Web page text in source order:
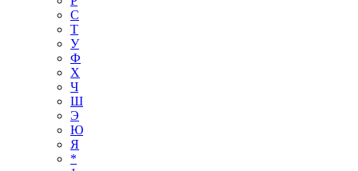
С
Т
У
Ф
Х
Ч
Ш
Э
Ю
Я
*